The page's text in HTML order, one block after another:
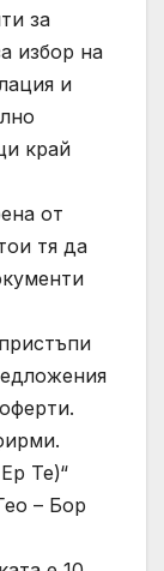
за
избор на
и
край
от
тя да
Те)“
– Бор